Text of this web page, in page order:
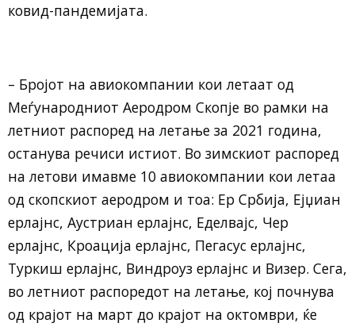
ковид-пандемијата.
– Бројот на авиокомпании кои летаат од
Меѓународниот Аеродром Скопје во рамки на
летниот распоред на летање за 2021 година,
останува речиси истиот. Во зимскиот распоред
на летови имавме 10 авиокомпании кои летаа
од скопскиот аеродром и тоа: Ер Србија, Ејџиан
ерлајнс, Аустриан ерлајнс, Еделвајс, Чер
ерлајнс, Кроација ерлајнс, Пегасус ерлајнс,
Туркиш ерлајнс, Виндроуз ерлајнс и Визер. Сега,
во летниот распоредот на летање, кој почнува
од крајот на март до крајот на октомври, ќе